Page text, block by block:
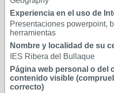
Experiencia en el uso de
Presentaciones powerpoint,
herramientas
Nombre y localidad de su
IES Ribera del Bullaque
Página web personal o del
contenido visible
correcto)